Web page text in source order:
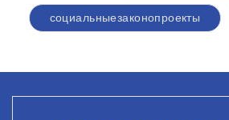
социальныезаконопроекты